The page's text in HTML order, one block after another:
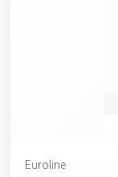
Euroline